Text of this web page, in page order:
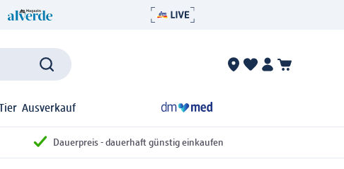
Tier Ausverkauf
Dauerpreis - dauerhaft günstig einkaufen